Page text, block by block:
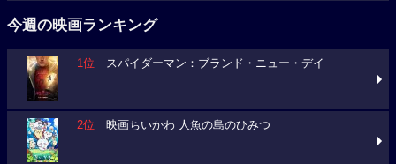
今週の映画ランキング
1位 スパイダーマン：ブランド・ニュー・デイ
2位 映画ちいかわ 人魚の島のひみつ